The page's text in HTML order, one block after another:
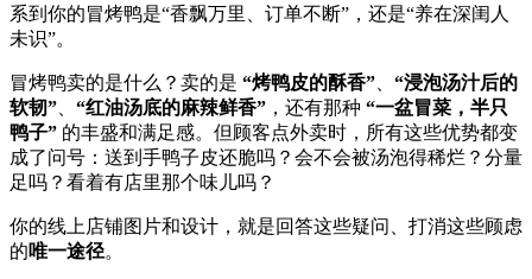
系到你的冒烤鸭是“香飘万里、订单不断”，还是“养在深闺人
未识”。
冒烤鸭卖的是什么？卖的是 ​ ​“烤鸭皮的酥香”​
​“浸泡汤汁后的
软韧”​
​“红油汤底的麻辣鲜香”​ ，还有那种 ​ ​“一盆冒菜，半只
鸭子”​ ​ 的丰盛和满足感。但顾客点外卖时，所有这些优势都变
成了问号：送到手鸭子皮还脆吗？会不会被汤泡得稀烂？分量
足吗？看着有店里那个味儿吗？
你的线上店铺图片和设计，就是回答这些疑问、打消这些顾虑
的唯一途径。